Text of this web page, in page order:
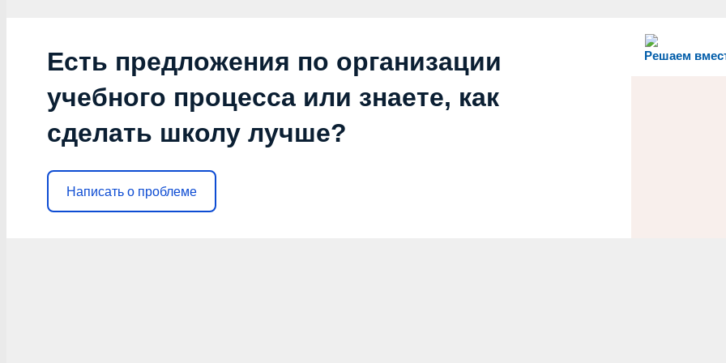
Решаем
Есть предложения по организации
учебного процесса или знаете, как
сделать школу лучше?
Написать о проблеме